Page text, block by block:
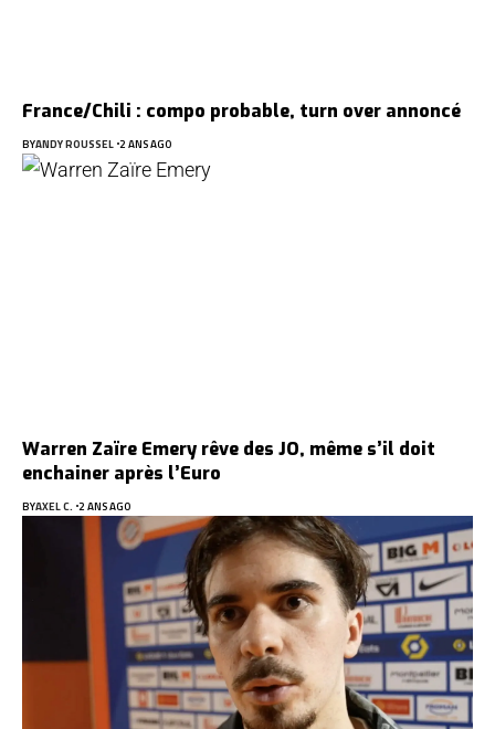
France/Chili : compo probable, turn over annoncé
BYANDY ROUSSEL 2 ANS AGO
Warren Zaïre Emery rêve des JO, même s’il doit
enchainer après l’Euro
BYAXEL C. 2 ANS AGO